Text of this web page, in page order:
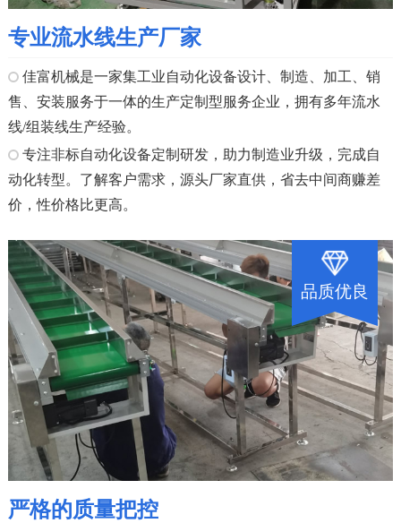
专业流水线生产厂家
佳富机械是一家集工业自动化设备设计、制造、加工、销
售、安装服务于一体的生产定制型服务企业，拥有多年流水
线/组装线生产经验。
专注非标自动化设备定制研发，助力制造业升级，完成自
动化转型。了解客户需求，源头厂家直供，省去中间商赚差
价，性价格比更高。
品质优良
严格的质量把控